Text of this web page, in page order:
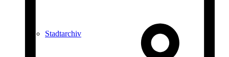
Stadtarchiv